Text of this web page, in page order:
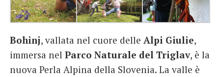
Bohinj, vallata nel cuore delle Alpi Giulie,
immersa nel Parco Naturale del Triglav, è la
nuova Perla Alpina della Slovenia. La valle è